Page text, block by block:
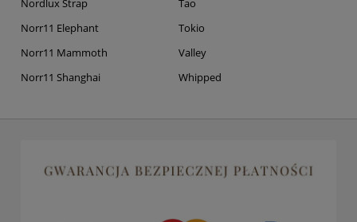
Nordlux Strap
Norr11 Elephant
Norr11 Mammoth
Norr11 Shanghai
Tao
Tokio
Valley
Whipped